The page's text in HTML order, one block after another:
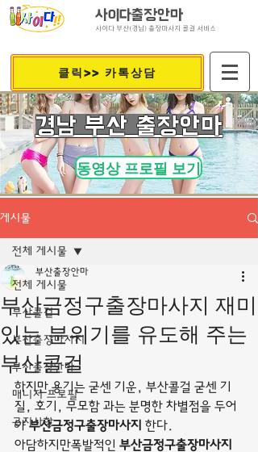
사이다출장안마
사이다 부산(경남) 출장마사지 콜걸 서비스
클릭>> 카톡상담
​경남 부산 출장안마
동영상 프로필 보기
게시물
전체 게시물
부산콜걸
부산출장마사지
부산출장안마
매니저 프로필
공지사항
전체 게시물
부산금정구출장마사지 재미
있는 분위기를 유도해 주는
부산콜걸
부산출장안마
하지만 용기는 굳센 기운, 부산콜걸 굳센 기
질, 호기, 무모함 과는 분명한 차별점을 두어
야 부산금정구출장마사지 한다.
아담하지만폭발적인 부산금정구출장마사지